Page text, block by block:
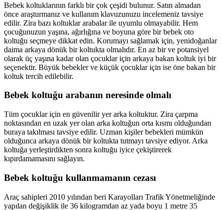
Bebek koltuklarının farklı bir çok çeşidi bulunur. Satın almadan
önce araşturmanız ve kullanım klavuzunuzu incelemeniz tavsiye
edilir. Zira bazı koltuklar arabalar ile uyumlu olmayabilir. Hem
çocuğunuzun yaşına, ağırlığına ve boyuna göre bir bebek oto
koltuğu seçmeye dikkat edin. Korumayı sağlamak için, yenidoğanlar
daima arkaya dönük bir koltukta olmalıdır. En az bir ve potansiyel
olarak üç yaşına kadar olan çocuklar için arkaya bakan koltuk iyi bir
seçenektir. Büyük bebekler ve küçük çocuklar için ise öne bakan bir
koltuk tercih edilebilir.
Bebek koltuğu arabanın neresinde olmalı
Tüm çocuklar için en güvenilir yer arka koltuktur. Zira çarpma
noktasından en uzak yer olan arka koltuğun orta kısmı olduğundan
buraya takılması tavsiye edilir. Uzman kişiler bebekleri mümkün
olduğunca arkaya dönük bir koltukta tutmayı tavsiye ediyor. Arka
koltuğa yerleştirdikten sonra koltuğu iyice çekiştirerek
kıpırdamamasını sağlayın.
Bebek koltuğu kullanmamanın cezası
Araç sahipleri 2010 yılından beri Karayolları Trafik Yönetmeliğinde
yapılan değişiklik ile 36 kilogramdan az yada boyu 1 metre 35